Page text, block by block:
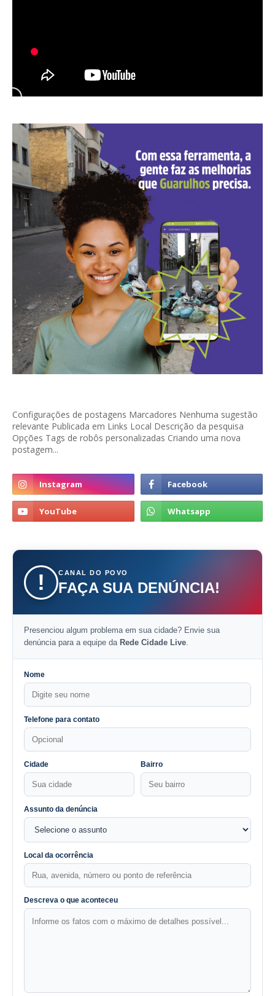
Configurações de postagens Marcadores Nenhuma sugestão
relevante Publicada em Links Local Descrição da pesquisa
Opções Tags de robôs personalizadas Criando uma nova
postagem...
! CANAL DO POVO
FAÇA SUA DENÚNCIA!
Presenciou algum problema em sua cidade? Envie sua
denúncia para a equipe da Rede Cidade Live.
Nome
Telefone para contato
Cidade Bairro
Assunto da denúncia
Local da ocorrência
Descreva o que aconteceu